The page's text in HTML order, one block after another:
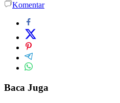
Komentar
Baca Juga